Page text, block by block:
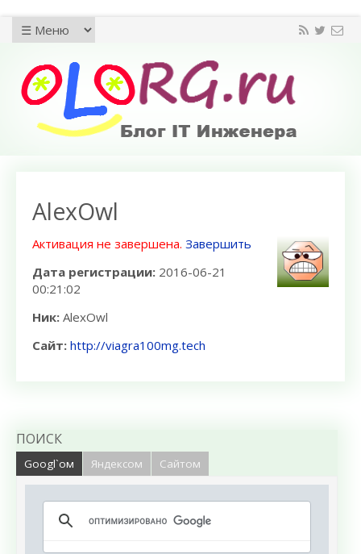
AlexOwl
Активация не завершена. Завершить
Дата регистрации: 2016-06-21
00:21:02
Ник: AlexOwl
Сайт: http://viagra100mg.tech
ПОИСК
Googl`ом Яндексом Сайтом